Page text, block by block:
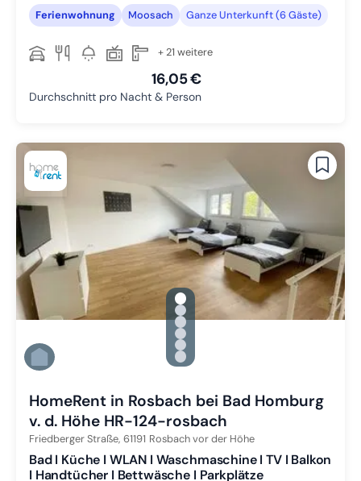
Ferienwohnung Moosach Ganze Unterkunft (6 Gäste)
+ 21 weitere
16,05 €
Durchschnitt pro Nacht & Person
gallery.slide_selector
Zu Slide 1 wechseln
Zu Slide 2 wechseln
Zu Slide 3 wechseln
Zu Slide 4 wechseln
Zu Slide 5 wechseln
Zu Slide 6 wechseln
HomeRent in Rosbach bei Bad Homburg
v. d. Höhe HR-124-rosbach
Friedberger Straße, 61191 Rosbach vor der Höhe
Bad I Küche I WLAN I Waschmaschine I TV I Balkon
I Handtücher I Bettwäsche I Parkplätze